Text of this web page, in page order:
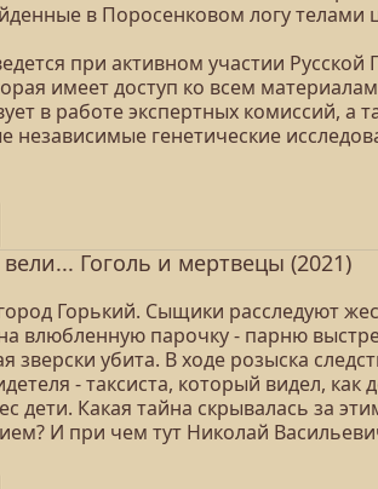
в Поросенковом логу телами
при активном участии Русской
имеет доступ ко всем
в работе экспертных комиссий, а
независимые генетические
вели... Гоголь и мертвецы (2021)
Горький. Сыщики расследуют
влюбленную парочку - парню
зверски убита. В ходе розыска
- таксиста, который видел, как
дети. Какая тайна скрывалась за
И при чем тут Николай